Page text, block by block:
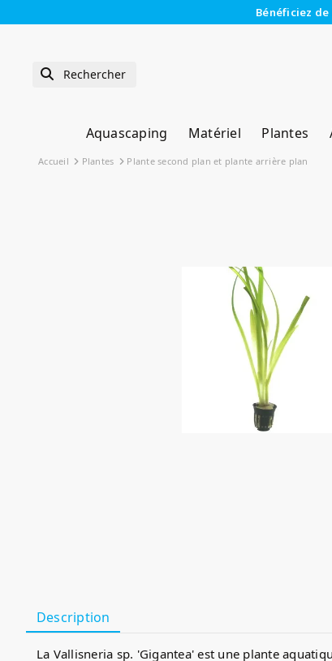
Bénéficiez
Aquascaping Matériel Plantes
Accueil Plantes Plante second plan et plante arrière plan
Description
La Vallisneria sp. 'Gigantea' est une plante